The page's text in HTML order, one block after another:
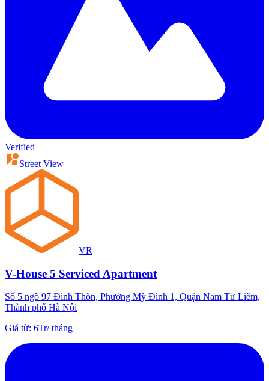
Verified
Street View
VR
V-House 5 Serviced Apartment
Số 5 ngõ 97 Đình Thôn, Phường Mỹ Đình 1, Quận Nam Từ Liêm,
Thành phố Hà Nội
Giá từ: 6Tr/tháng